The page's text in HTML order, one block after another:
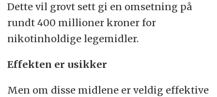
Dette vil grovt sett gi en omsetning på
rundt 400 millioner kroner for
nikotinholdige legemidler.
Effekten er usikker
Men om disse midlene er veldig effektive